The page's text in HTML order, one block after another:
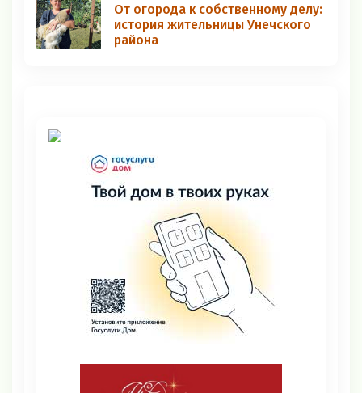
От огорода к собственному делу:
история жительницы Унечского
района